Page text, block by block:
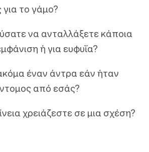
για το γάμο?
να ανταλλάξετε κάποια
ή για ευφυΐα?
έναν άντρα εάν ήταν
από εσάς?
χρειάζεστε σε μια σχέση?